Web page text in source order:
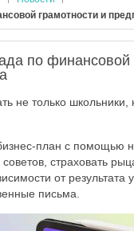
грамотности и
по финансовой
не только
план с помощью
страховать
от результата
письма.